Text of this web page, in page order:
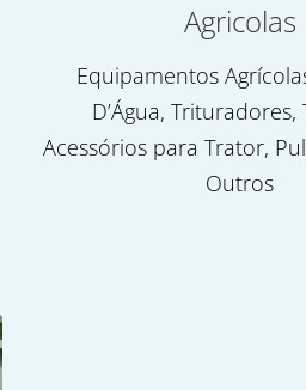
Agricolas
Equipamentos
D’Água, Trituradores,
Acessórios para Trator,
Outros